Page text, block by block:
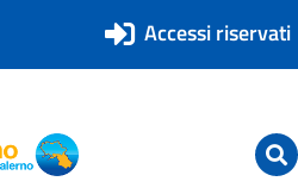
Accessi riservati
ASL Salerno
ASL Salerno